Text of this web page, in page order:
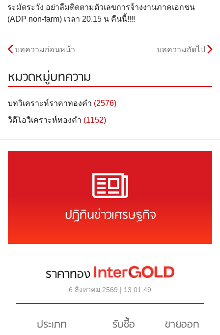
ระมัดระวัง อย่าลืมติดตามตัวเลขการจ้างงานภาคเอกชน
(ADP non-farm) เวลา 20.15 น คืนนี้!!!!
บทความก่อนหน้า บทความถัดไป
หมวดหมู่บทความ
บทวิเคราะห์ราคาทองคำ (2576)
วิดีโอวิเคราะห์ทองคำ (1152)
ปฏิทินข่าวเศรษฐกิจ
ราคาทอง
6 สิงหาคม 2569 | 13:01:49
ประเภท รับซื้อ ขายออก